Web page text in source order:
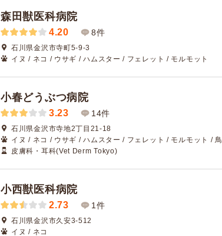
森田獣医科病院
4.20 8件
石川県金沢市寺町5-9-3
イヌ / ネコ / ウサギ / ハムスター / フェレット / モルモット
小春どうぶつ病院
3.23 14件
石川県金沢市寺地2丁目21-18
イヌ / ネコ / ウサギ / ハムスター / フェレット / モルモット / 鳥
皮膚科・耳科(Vet Derm Tokyo)
小西獣医科病院
2.73 1件
石川県金沢市久安3-512
イヌ / ネコ